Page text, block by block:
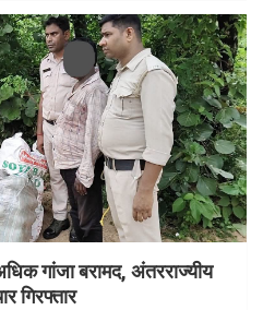
गांजा बरामद, अंतरराज्यीय
गिरफ्तार